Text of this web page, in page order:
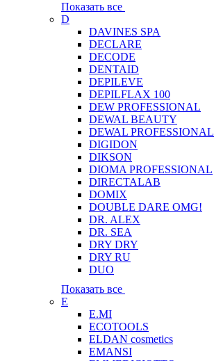
Показать все
D
DAVINES SPA
DECLARE
DECODE
DENTAID
DEPILEVE
DEPILFLAX 100
DEW PROFESSIONAL
DEWAL BEAUTY
DEWAL PROFESSIONAL
DIGIDON
DIKSON
DIOMA PROFESSIONAL
DIRECTALAB
DOMIX
DOUBLE DARE OMG!
DR. ALEX
DR. SEA
DRY DRY
DRY RU
DUO
Показать все
E
E.MI
ECOTOOLS
ELDAN cosmetics
EMANSI